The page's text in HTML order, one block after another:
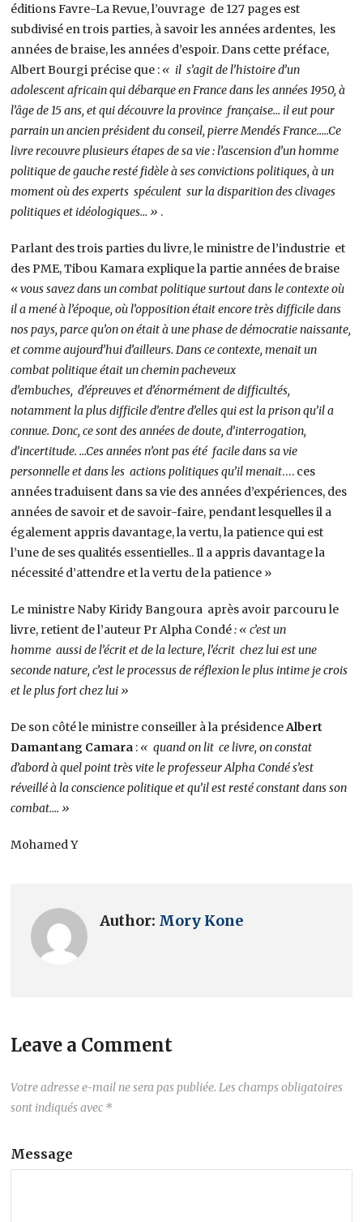
éditions Favre-La Revue, l’ouvrage de 127 pages est
subdivisé en trois parties, à savoir les années ardentes, les
années de braise, les années d’espoir. Dans cette préface,
Albert Bourgi précise que : « il s’agit de l’histoire d’un
adolescent africain qui débarque en France dans les années 1950, à
l’âge de 15 ans, et qui découvre la province française… il eut pour
parrain un ancien président du conseil, pierre Mendés France…..Ce
livre recouvre plusieurs étapes de sa vie : l’ascension d’un homme
politique de gauche resté fidèle à ses convictions politiques, à un
moment où des experts spéculent sur la disparition des clivages
politiques et idéologiques… » .
Parlant des trois parties du livre, le ministre de l’industrie et
des PME, Tibou Kamara explique la partie années de braise
«vous savez dans un combat politique surtout dans le contexte où
il a mené à l’époque, où l’opposition était encore très difficile dans
nos pays, parce qu’on on était à une phase de démocratie naissante,
et comme aujourd’hui d’ailleurs. Dans ce contexte, menait un
combat politique était un chemin pacheveux
d’embuches, d’épreuves et d’énormément de difficultés,
notamment la plus difficile d’entre d’elles qui est la prison qu’il a
connue. Donc, ce sont des années de doute, d’interrogation,
d’incertitude. …Ces années n’ont pas été facile dans sa vie
personnelle et dans les actions politiques qu’il menait…. ces
années traduisent dans sa vie des années d’expériences, des
années de savoir et de savoir-faire, pendant lesquelles il a
également appris davantage, la vertu, la patience qui est
l’une de ses qualités essentielles.. Il a appris davantage la
nécessité d’attendre et la vertu de la patience »
Le ministre Naby Kiridy Bangoura après avoir parcouru le
livre, retient de l’auteur Pr Alpha Condé: « c’est un
homme aussi de l’écrit et de la lecture, l’écrit chez lui est une
seconde nature, c’est le processus de réflexion le plus intime je crois
et le plus fort chez lui »
De son côté le ministre conseiller à la présidenceAlbert
Damantang Camara : « quand on lit ce livre, on constat
d’abord à quel point très vite le professeur Alpha Condé s’est
réveillé à la conscience politique et qu’il est resté constant dans son
combat…. »
Mohamed Y
Author: Mory Kone
Leave a Comment
Votre adresse e-mail ne sera pas publiée. Les champs obligatoires
sont indiqués avec *
Message